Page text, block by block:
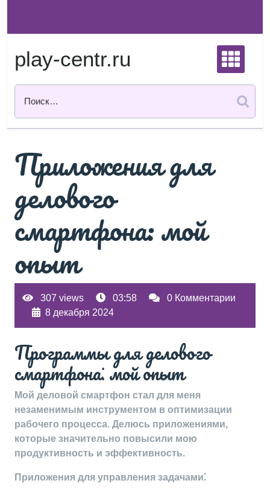
содержимому
play-centr.ru
Приложения для
делового
смартфона: мой
опыт
307 views 03:58
0 Комментарии
8 декабря 2024
Программы для делового
смартфона⁚ мой опыт
Мой деловой смартфон стал для меня
незаменимым инструментом в оптимизации
рабочего процесса. Делюсь приложениями,
которые значительно повысили мою
продуктивность и эффективность.
Приложения для управления задачами⁚